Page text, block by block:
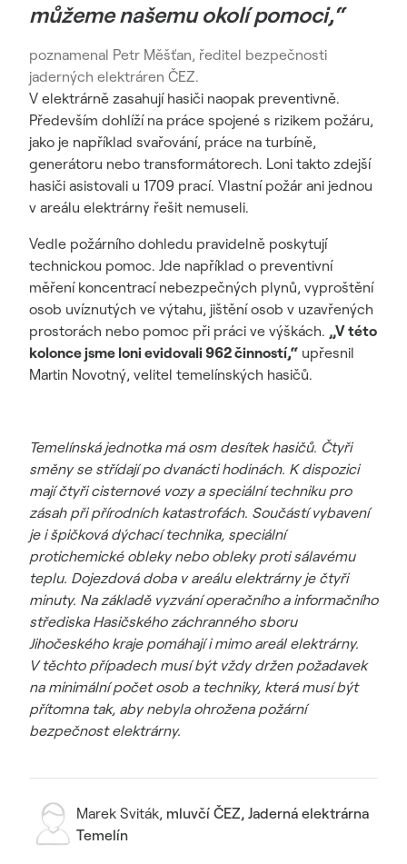
můžeme našemu okolí pomoci,“
poznamenal Petr Měšťan, ředitel bezpečnosti
jaderných elektráren ČEZ.
V elektrárně zasahují hasiči naopak preventivně.
Především dohlíží na práce spojené s rizikem požáru,
jako je například svařování, práce na turbíně,
generátoru nebo transformátorech. Loni takto zdejší
hasiči asistovali u 1709 prací. Vlastní požár ani jednou
v areálu elektrárny řešit nemuseli.
Vedle požárního dohledu pravidelně poskytují
technickou pomoc. Jde například o preventivní
měření koncentrací nebezpečných plynů, vyproštění
osob uvíznutých ve výtahu, jištění osob v uzavřených
prostorách nebo pomoc při práci ve výškách. „V této
kolonce jsme loni evidovali 962 činností,“ upřesnil
Martin Novotný, velitel temelínských hasičů.
Temelínská jednotka má osm desítek hasičů. Čtyři
směny se střídají po dvanácti hodinách. K dispozici
mají čtyři cisternové vozy a speciální techniku pro
zásah při přírodních katastrofách. Součástí vybavení
je i špičková dýchací technika, speciální
protichemické obleky nebo obleky proti sálavému
teplu. Dojezdová doba v areálu elektrárny je čtyři
minuty. Na základě vyzvání operačního a informačního
střediska Hasičského záchranného sboru
Jihočeského kraje pomáhají i mimo areál elektrárny.
V těchto případech musí být vždy držen požadavek
na minimální počet osob a techniky, která musí být
přítomna tak, aby nebyla ohrožena požární
bezpečnost elektrárny.
Marek Sviták, mluvčí ČEZ, Jaderná elektrárna
Temelín